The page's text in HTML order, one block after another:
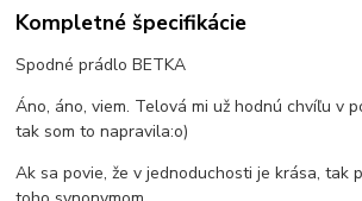
Kompletné špecifikácie
Spodné prádlo BETKA
Áno, áno, viem. Telová mi už hodnú chvíľu v
tak som to napravila:o)
Ak sa povie, že v jednoduchosti je krása, tak